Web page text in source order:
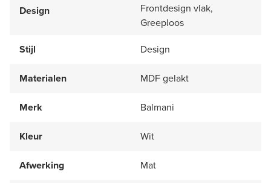
Design
Frontdesign vlak,
Greeploos
Stijl
Design
Materialen MDF gelakt
Merk Balmani
Kleur Wit
Afwerking Mat